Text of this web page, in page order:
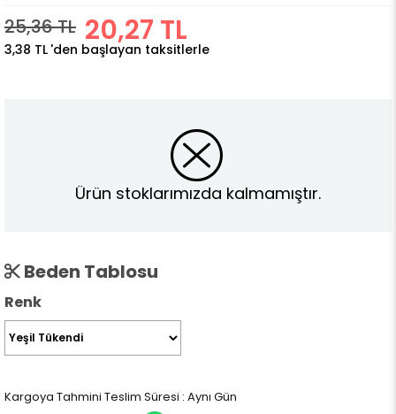
25,36 TL 20,27 TL
3,38 TL 'den başlayan taksitlerle
Ürün stoklarımızda kalmamıştır.
Beden Tablosu
Renk
Kargoya Tahmini Teslim Süresi : Aynı Gün